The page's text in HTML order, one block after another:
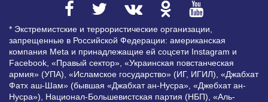
* Экстремистские и террористические организации,
запрещенные в Российской Федерации: американская
компания Meta и принадлежащие ей соцсети Instagram и
Facebook, «Правый сектор», «Украинская повстанческая
армия» (УПА), «Исламское государство» (ИГ, ИГИЛ), «Джабхат
Фатх аш-Шам» (бывшая «Джабхат ан-Нусра», «Джебхат ан-
Нусра»), Национал-Большевистская партия (НБП), «Аль-